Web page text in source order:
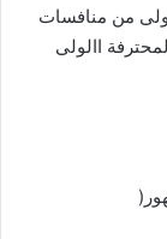
من منافسات
االولى